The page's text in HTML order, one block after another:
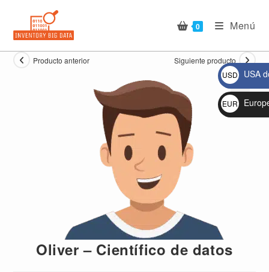
contenido
0 Menú
Producto anterior Siguiente producto
🔍
Oliver – Científico de datos
USD
$
USA
EUR
€